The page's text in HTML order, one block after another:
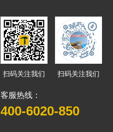
扫码关注我们 扫码关注我们
客服热线：
400-6020-850